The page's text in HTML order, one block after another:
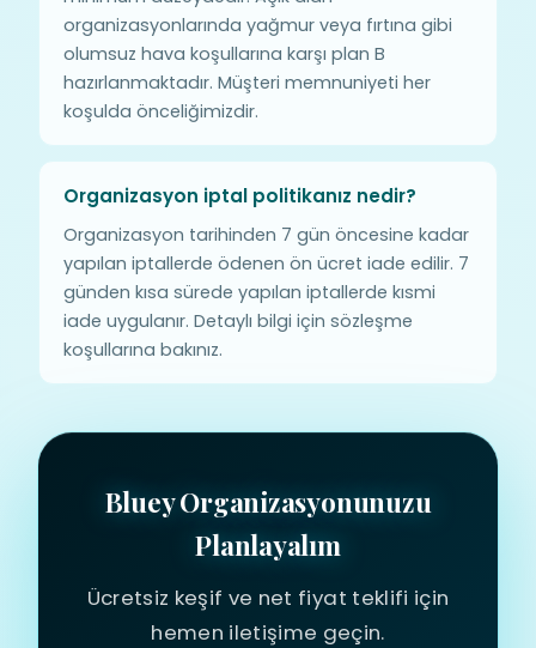
organizasyonlarında yağmur veya fırtına gibi
olumsuz hava koşullarına karşı plan B
hazırlanmaktadır. Müşteri memnuniyeti her
koşulda önceliğimizdir.
Organizasyon iptal politikanız nedir?
Organizasyon tarihinden 7 gün öncesine kadar
yapılan iptallerde ödenen ön ücret iade edilir. 7
günden kısa sürede yapılan iptallerde kısmi
iade uygulanır. Detaylı bilgi için sözleşme
koşullarına bakınız.
Bluey Organizasyonunuzu
Planlayalım
Ücretsiz keşif ve net fiyat teklifi için
hemen iletişime geçin.